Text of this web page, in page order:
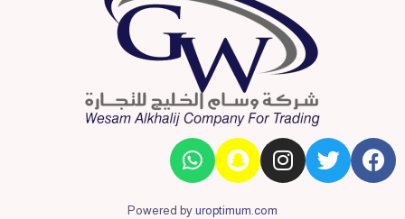
Powered by uroptimum.com